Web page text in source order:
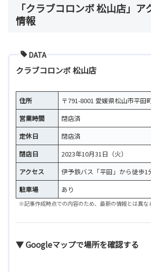
「クラブコロンボ 松山店」
情報
DATA
クラブコロンボ 松山店
住所
〒791-8001 愛媛県松山市平田
営業時間
閉店済
定休日
閉店済
閉店日
2023年10月31日（火）
アクセス
伊予鉄バス「平田」から徒歩1
駐車場
あり
※記事作成時点での内容のため、最新の情報とは異な
▼ Googleマップで場所を確認する